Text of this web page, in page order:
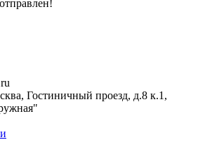
Гостиничный проезд, д.8 к.1,